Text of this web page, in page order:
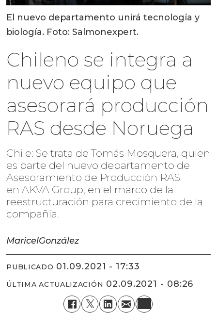
El nuevo departamento unirá tecnología y
biología. Foto: Salmonexpert.
Chileno se integra a
nuevo equipo que
asesorará producción
RAS desde Noruega
Chile: Se trata de Tomás Mosquera, quien
es parte del nuevo departamento de
Asesoramiento de Producción RAS
en AKVA Group, en el marco de la
reestructuración para crecimiento de la
compañía.
MaricelGonzález
PUBLICADO 01.09.2021 - 17:33
ÚLTIMA ACTUALIZACIÓN 02.09.2021 - 08:26